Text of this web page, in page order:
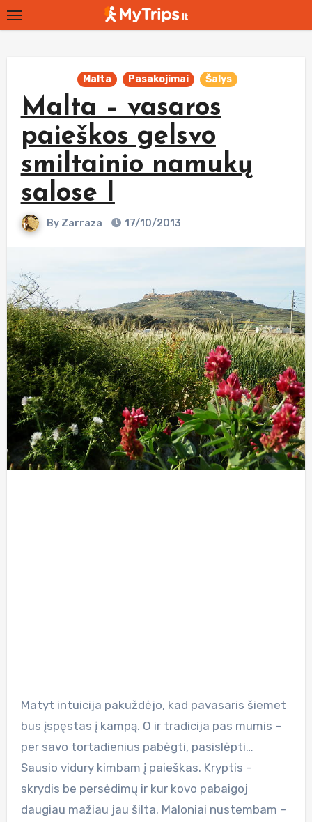
Skip
to
Malta Pasakojimai Šalys
Malta – vasaros
paieškos gelsvo
smiltainio namukų
salose I
By Zarraza 17/10/2013
Matyt intuicija pakuždėjo, kad pavasaris šiemet
bus įspęstas į kampą. O ir tradicija pas mumis –
per savo tortadienius pabėgti, pasislėpti…
Sausio vidury kimbam į paieškas. Kryptis –
skrydis be persėdimų ir kur kovo pabaigoj
daugiau mažiau jau šilta. Maloniai nustembam –